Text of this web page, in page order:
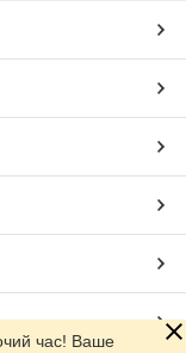
час! Ваше